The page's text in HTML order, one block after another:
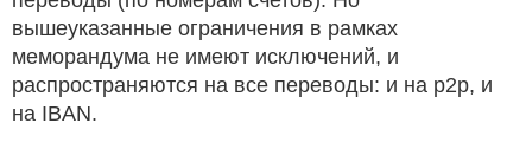
вышеуказанные ограничения в рамках
меморандума не имеют исключений, и
распространяются на все переводы: и на p2p, и
на IBAN.